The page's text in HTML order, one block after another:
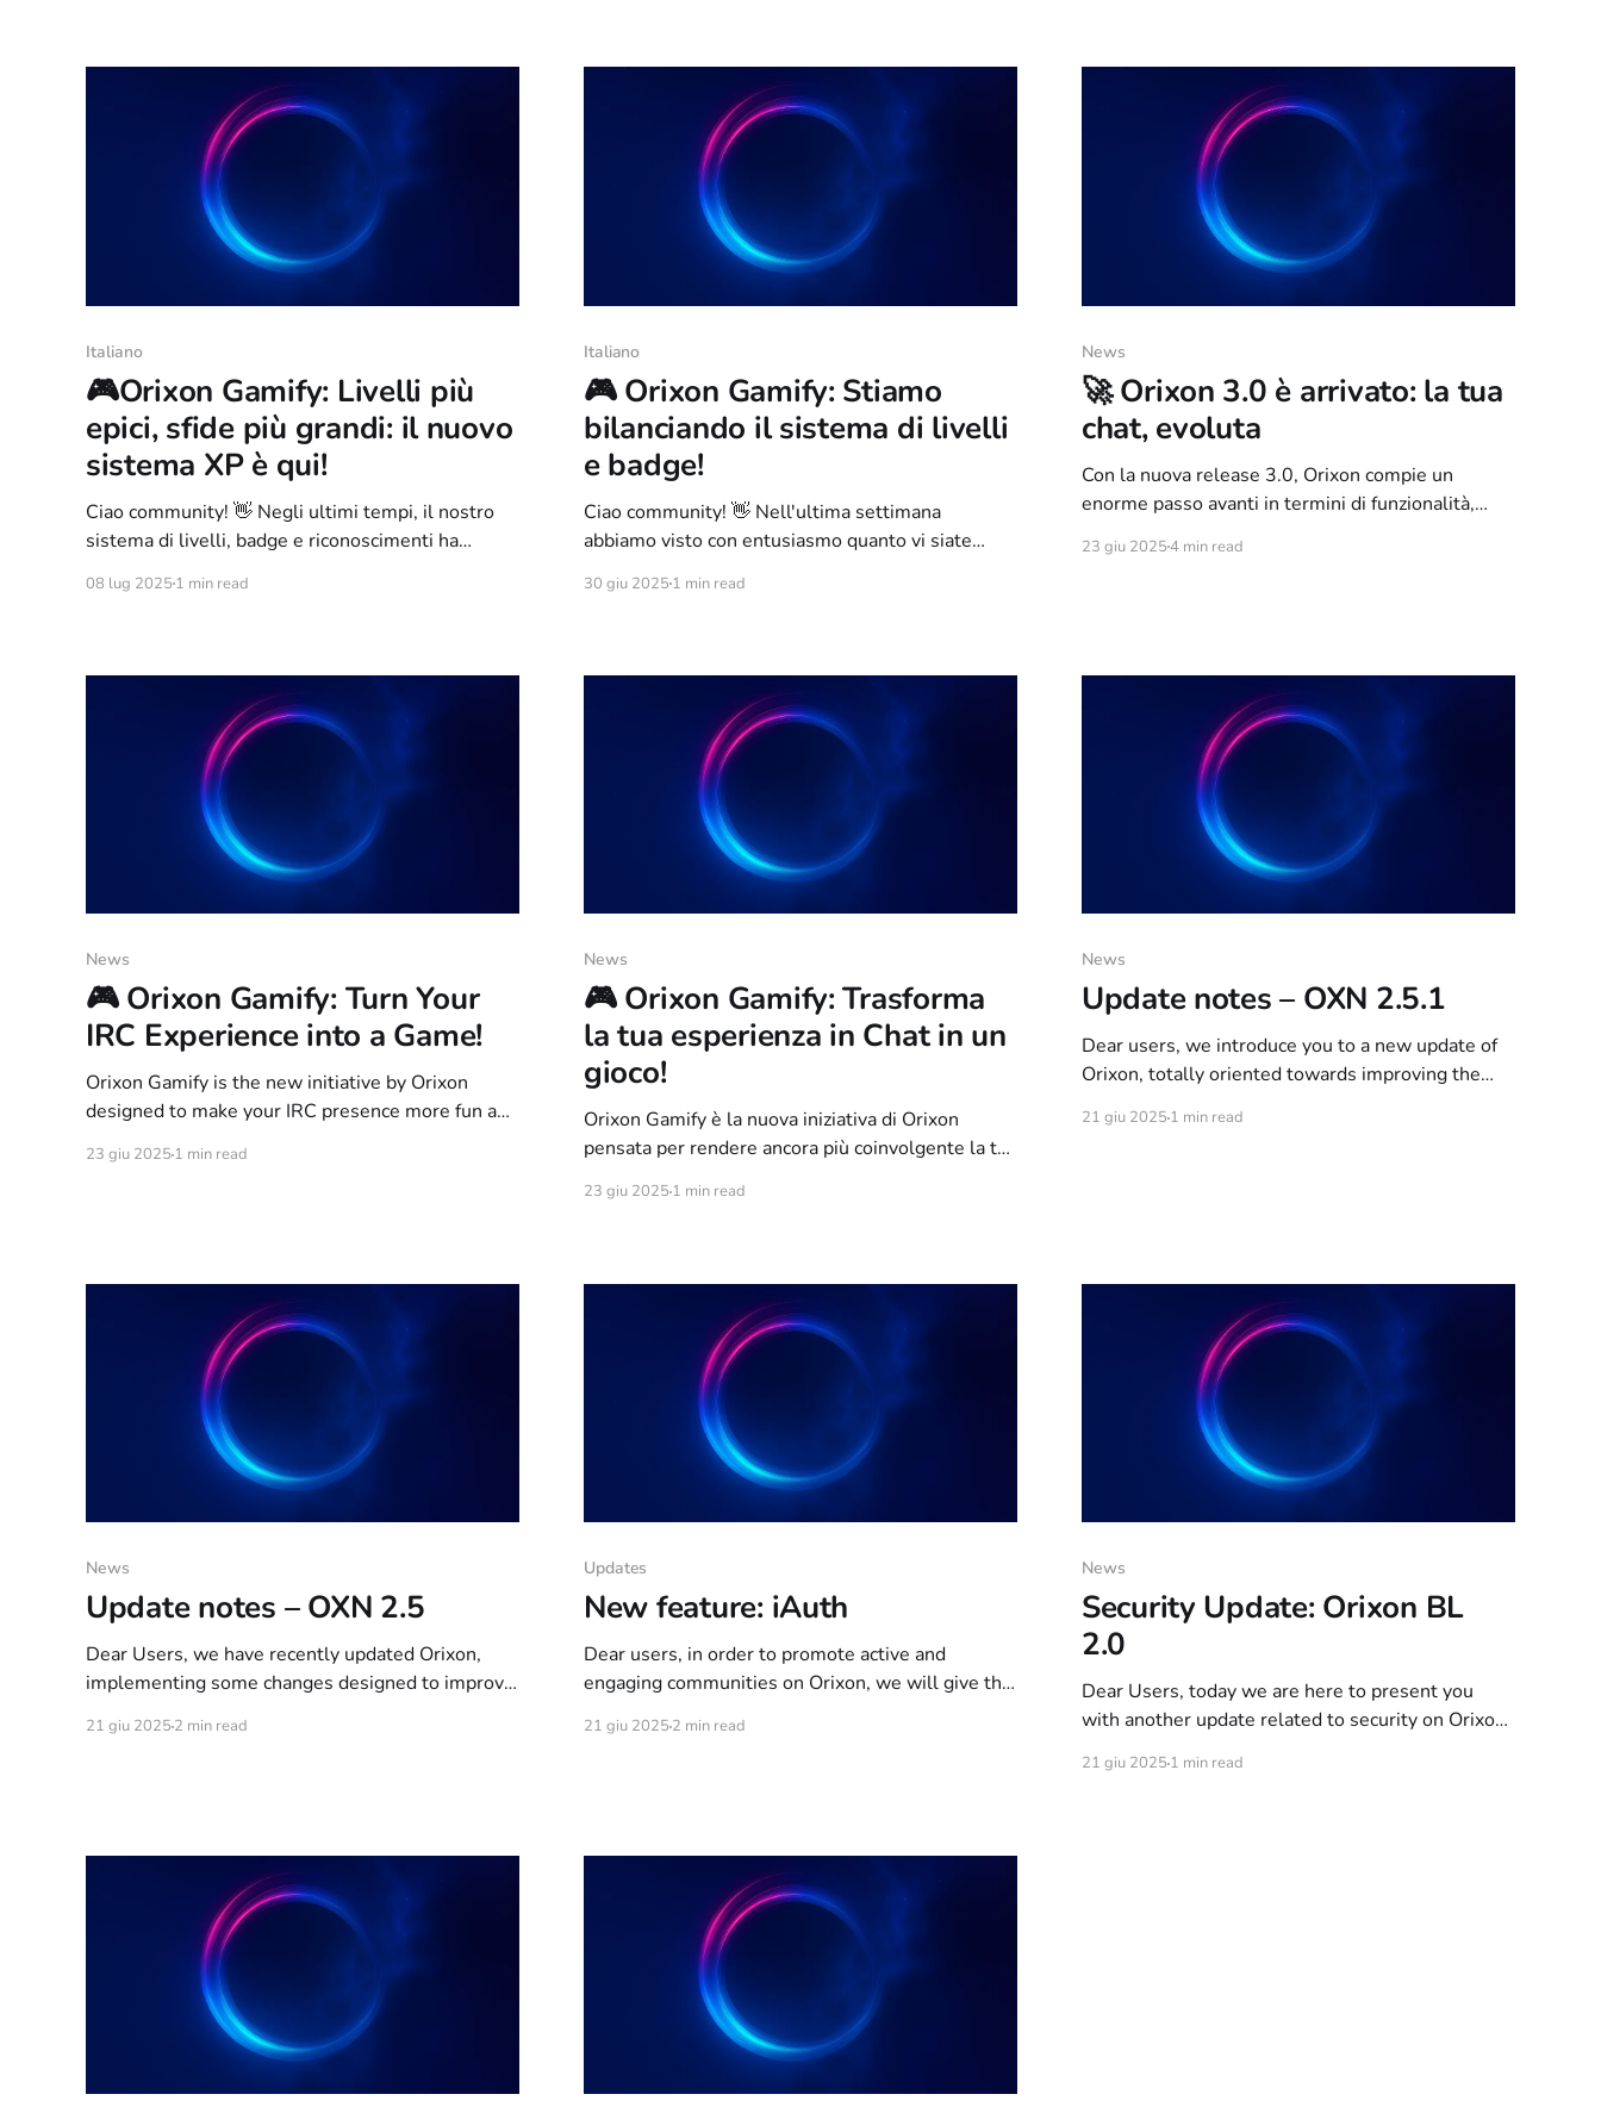
più bella
casi, impossibile). 😵‍💫 Quindi ci siamo
Italiano
🎮Orixon Gamify: Livelli più
epici, sfide più grandi: il nuovo
sistema XP è qui!
Ciao community! 👋 Negli ultimi tempi, il nostro
sistema di livelli, badge e riconoscimenti ha
bellissimo vedere quanto siate presenti,
salire di livello in modo molto rapido, mentre altri
08 lug 2025 1 min read
Italiano
🎮 Orixon Gamify: Stiamo
bilanciando il sistema di livelli
e badge!
Ciao community! 👋 Nell'ultima settimana
abbiamo visto con entusiasmo quanto vi siate
riconoscimenti in chat. È bello vedere quanto siete
troppo rapidamente, mentre altri faticano a
30 giu 20251 min read
News
🚀 Orixon 3.0 è arrivato: la tua
chat, evoluta
Con la nuova release 3.0, Orixon compie un
enorme passo avanti in termini di funzionalità,
Abbiamo ascoltato i vostri feedback, analizzato il
23 giu 20254 min read
News
🎮 Orixon Gamify: Turn Your
IRC Experience into a Game!
Orixon Gamify is the new initiative by Orixon
designed to make your IRC presence more fun and
fully gamified experience where every message,
23 giu 2025 1 min read
News
🎮 Orixon Gamify: Trasforma
la tua esperienza in Chat in un
gioco!
Orixon Gamify è la nuova iniziativa di Orixon
pensata per rendere ancora più coinvolgente la tua
vera e propria esperienza gamificata, in cui ogni
23 giu 20251 min read
News
Update notes – OXN 2.5.1
Dear users, we introduce you to a new update of
Orixon, totally oriented towards improving the
update, schematized for easy reading: IRCd: [QoL]
21 giu 20251 min read
News
Update notes – OXN 2.5
Dear Users, we have recently updated Orixon,
implementing some changes designed to improve
would like to take this opportunity to make you a
21 giu 2025 2 min read
Updates
New feature: iAuth
Dear users, in order to promote active and
engaging communities on Orixon, we will give the
on Orixon Network, to apply for iAuth. After
21 giu 20252 min read
News
Security Update: Orixon BL
2.0
Dear Users, today we are here to present you
with another update related to security on Orixon
exposed on THIS article has been refined and new
21 giu 20251 min read